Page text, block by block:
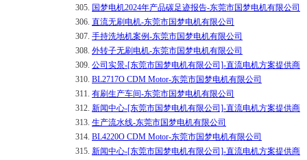
305. 国梦电机2024年产品碳足迹报告-东莞市国梦电机有限公司
306. 直流无刷电机-东莞市国梦电机有限公司
307. 手持洗地机案例-东莞市国梦电机有限公司
308. 外转子无刷电机-东莞市国梦电机有限公司
309. 公司实景-[东莞市国梦电机有限公司]-直流电机方案提供商
310. BL2717O CDM Motor-东莞市国梦电机有限公司
311. 有刷生产车间-东莞市国梦电机有限公司
312. 新闻中心-[东莞市国梦电机有限公司]-直流电机方案提供商
313. 生产流水线-东莞市国梦电机有限公司
314. BL4220O CDM Motor-东莞市国梦电机有限公司
315. 新闻中心-[东莞市国梦电机有限公司]-直流电机方案提供商